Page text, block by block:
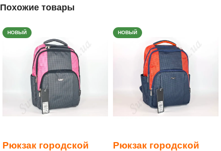
Похожие товары
НОВЫЙ
Рюкзак городской
НОВЫЙ
Рюкзак городской